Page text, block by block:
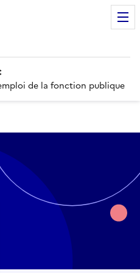
de la fonction publique